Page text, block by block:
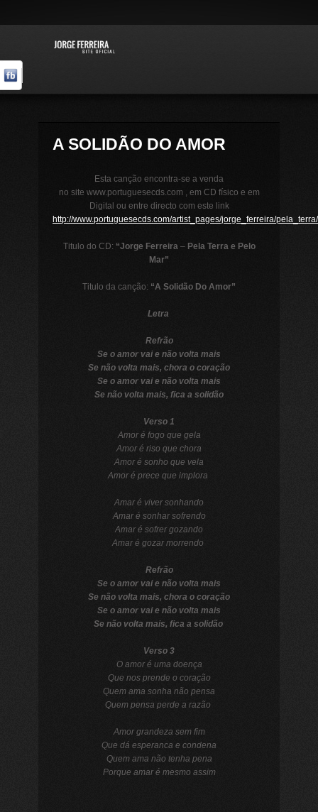
A SOLIDÃO DO AMOR
Esta canção encontra-se a venda
no site www.portuguesecds.com , em CD físico e em
Digital ou entre directo com este link
http://www.portuguesecds.com/artist_pages/jorge_ferreira/
Titulo do CD: “Jorge Ferreira– Pela Terra e Pelo
Mar”
Titulo da canção: “A Solidão Do Amor”
Letra
Refrão
Se o amor vai e não volta mais
Se não volta mais, chora o coração
Se o amor vai e não volta mais
Se não volta mais, fica a solidão
Verso 1
Amor é fogo que gela
Amor é riso que chora
Amor é sonho que vela
Amor é prece que implora
Amar é viver sonhando
Amar é sonhar sofrendo
Amar é sofrer gozando
Amar é gozar morrendo
Refrão
Se o amor vai e não volta mais
Se não volta mais, chora o coração
Se o amor vai e não volta mais
Se não volta mais, fica a solidão
Verso 3
O amor é uma doença
Que nos prende o coração
Quem ama sonha não pensa
Quem pensa perde a razão
Amor grandeza sem fim
Que dá esperanca e condena
Quem ama não tenha pena
Porque amar é mesmo assim